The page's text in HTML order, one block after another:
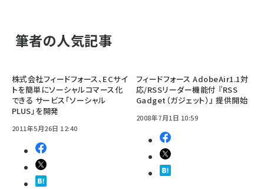
筆者の人気記事
株式会社フィードフォース、ECサイ
トを簡単にソーシャルコマース化
できる サービス「ソーシャル
PLUS」を開発
2011年5月26日 12:40
フィードフォース AdobeAir1.1対
応/RSSリーダー機能付 『RSS
Gadget（ガジェット）』 提供開始
2008年7月1日 10:59